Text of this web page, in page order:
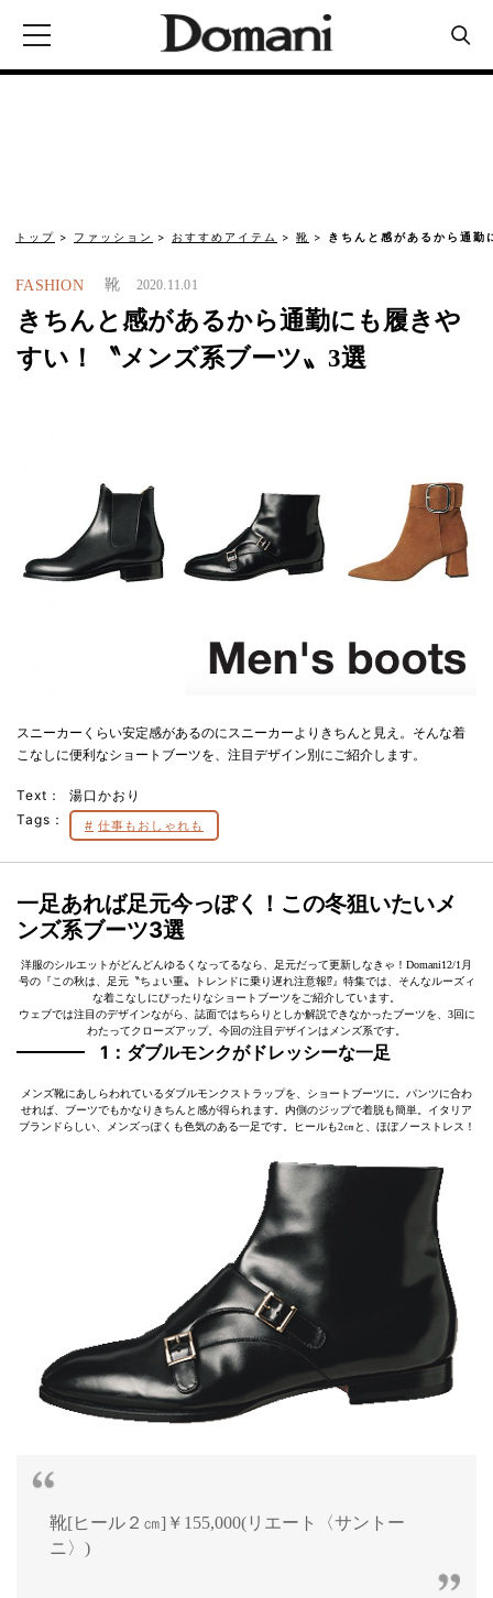
トップ ファッション おすすめアイテム 靴 きちんと感があるから通
FASHION 靴 2020.11.01
きちんと感があるから通勤にも履きや
すい！〝メンズ系ブーツ〟3選
スニーカーくらい安定感があるのにスニーカーよりきちんと見え。そんな着
こなしに便利なショートブーツを、注目デザイン別にご紹介します。
Text：
湯口かおり
Tags：
仕事もおしゃれも
一足あれば足元今っぽく！この冬狙いたいメ
ンズ系ブーツ3選
洋服のシルエットがどんどんゆるくなってるなら、足元だって更新しなきゃ！Domani12/1月
号の『この秋は、足元〝ちょい重〟トレンドに乗り遅れ注意報⁉』特集では、そんなルーズィ
な着こなしにぴったりなショートブーツをご紹介しています。
ウェブでは注目のデザインながら、誌面ではちらりとしか解説できなかったブーツを、3回に
わたってクローズアップ。今回の注目デザインはメンズ系です。
1：ダブルモンクがドレッシーな一足
メンズ靴にあしらわれているダブルモンクストラップを、ショートブーツに。パンツに合わ
せれば、ブーツでもかなりきちんと感が得られます。内側のジップで着脱も簡単。イタリア
ブランドらしい、メンズっぽくも色気のある一足です。ヒールも2㎝と、ほぼノーストレス！
靴[ヒール２㎝]￥155,000(リエート〈サントー
ニ〉)